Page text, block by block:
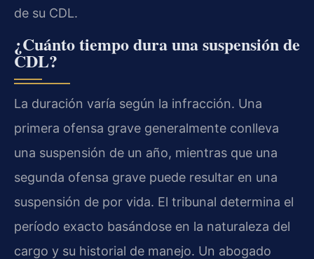
de su CDL.
¿Cuánto tiempo dura una suspensión de
CDL?
La duración varía según la infracción. Una
primera ofensa grave generalmente conlleva
una suspensión de un año, mientras que una
segunda ofensa grave puede resultar en una
suspensión de por vida. El tribunal determina el
período exacto basándose en la naturaleza del
cargo y su historial de manejo. Un abogado